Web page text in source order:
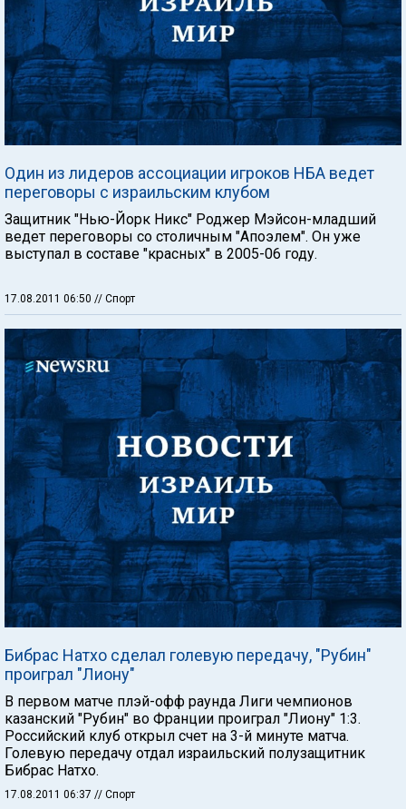
Один из лидеров ассоциации игроков НБА ведет
переговоры с израильским клубом
Защитник "Нью-Йорк Никс" Роджер Мэйсон-младший
ведет переговоры со столичным "Апоэлем". Он уже
выступал в составе "красных" в 2005-06 году.
17.08.2011 06:50 // Спорт
Бибрас Натхо сделал голевую передачу, "Рубин"
проиграл "Лиону"
В первом матче плэй-офф раунда Лиги чемпионов
казанский "Рубин" во Франции проиграл "Лиону" 1:3.
Российский клуб открыл счет на 3-й минуте матча.
Голевую передачу отдал израильский полузащитник
Бибрас Натхо.
17.08.2011 06:37 // Спорт